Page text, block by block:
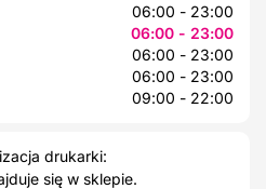
06:00 - 23:00
06:00 - 23:00
06:00 - 23:00
06:00 - 23:00
09:00 - 22:00
drukarki:
się w sklepie.